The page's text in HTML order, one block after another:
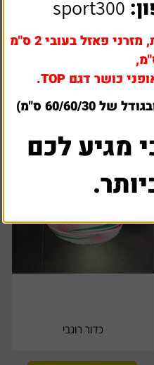
כדור פוטבול אמריקאי איכותי
כדור רוגבי
sport300
לא כולל סטים של משקולות, מזרני פאזל בעובי 2 ס"מ
מגיע לכם